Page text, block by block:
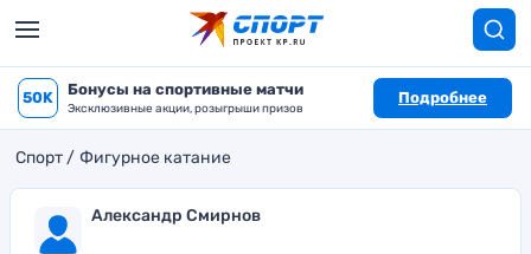
50K Бонусы на спортивные матчи
Эксклюзивные акции, розыгрыши призов
Подробнее
Спорт Фигурное катание
Александр Смирнов